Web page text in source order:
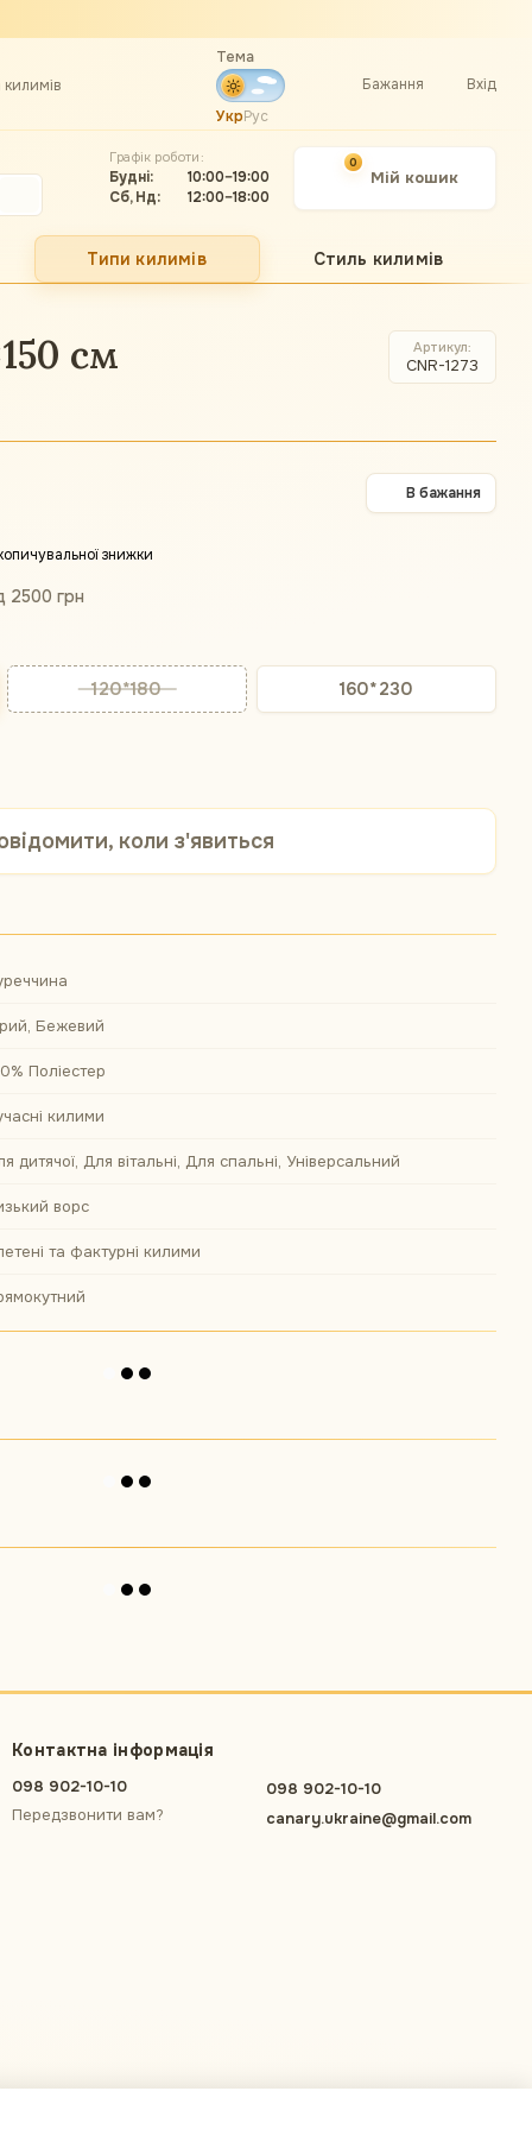
килимів
Тема
УкрРус
Бажання Вхід
Графік роботи:
Будні:
10:00–19:00
Сб, Нд:
12:00–18:00
0
Мій кошик
Типи килимів Стиль килимів
см Артикул
CNR-1273
В бажання
знижки
2500 грн
120*180
160*230
коли з'явиться
Бежевий
Поліестер
килими
дитячої, Для вітальні, Для спальні, Універсальний
ворс
та фактурні килими
Контактна інформація
098 902-10-10
Передзвонити вам?
098 902-10-10
canary.ukraine@gmail.com